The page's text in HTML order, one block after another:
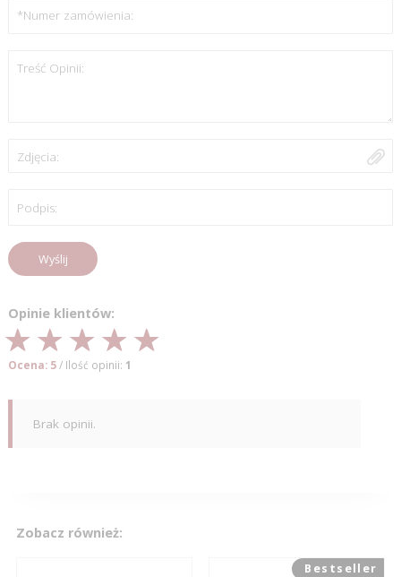
*Numer zamówienia:
Treść Opinii:
Zdjęcia:
Podpis:
Wyślij
Opinie klientów:
Ocena: 5/ Ilość opinii: 1
Brak opinii.
Zobacz również:
Bestseller